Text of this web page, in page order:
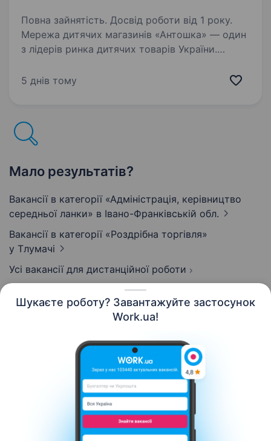
Шукаєте роботу? Завантажуйте застосунок
Work.ua!
Повна зайнятість. Досвід роботи від 1 року.
Мережа дитячих магазинів «Антошка» — один
з лідерів ринка дитячих товарів України.
кращі товари, послуги та емоції. «Антошка» —
5 днів тому
Мало результатів?
Вакансії в категорії «Адмiнiстрацiя, керівництво
середньої ланки» в Івано-Франківській обл.
Вакансії в категорії «Роздрібна торгівля»
у Тлумачі
Усі вакансії для дистанційної роботи
Контакти Про нас Кар’єра